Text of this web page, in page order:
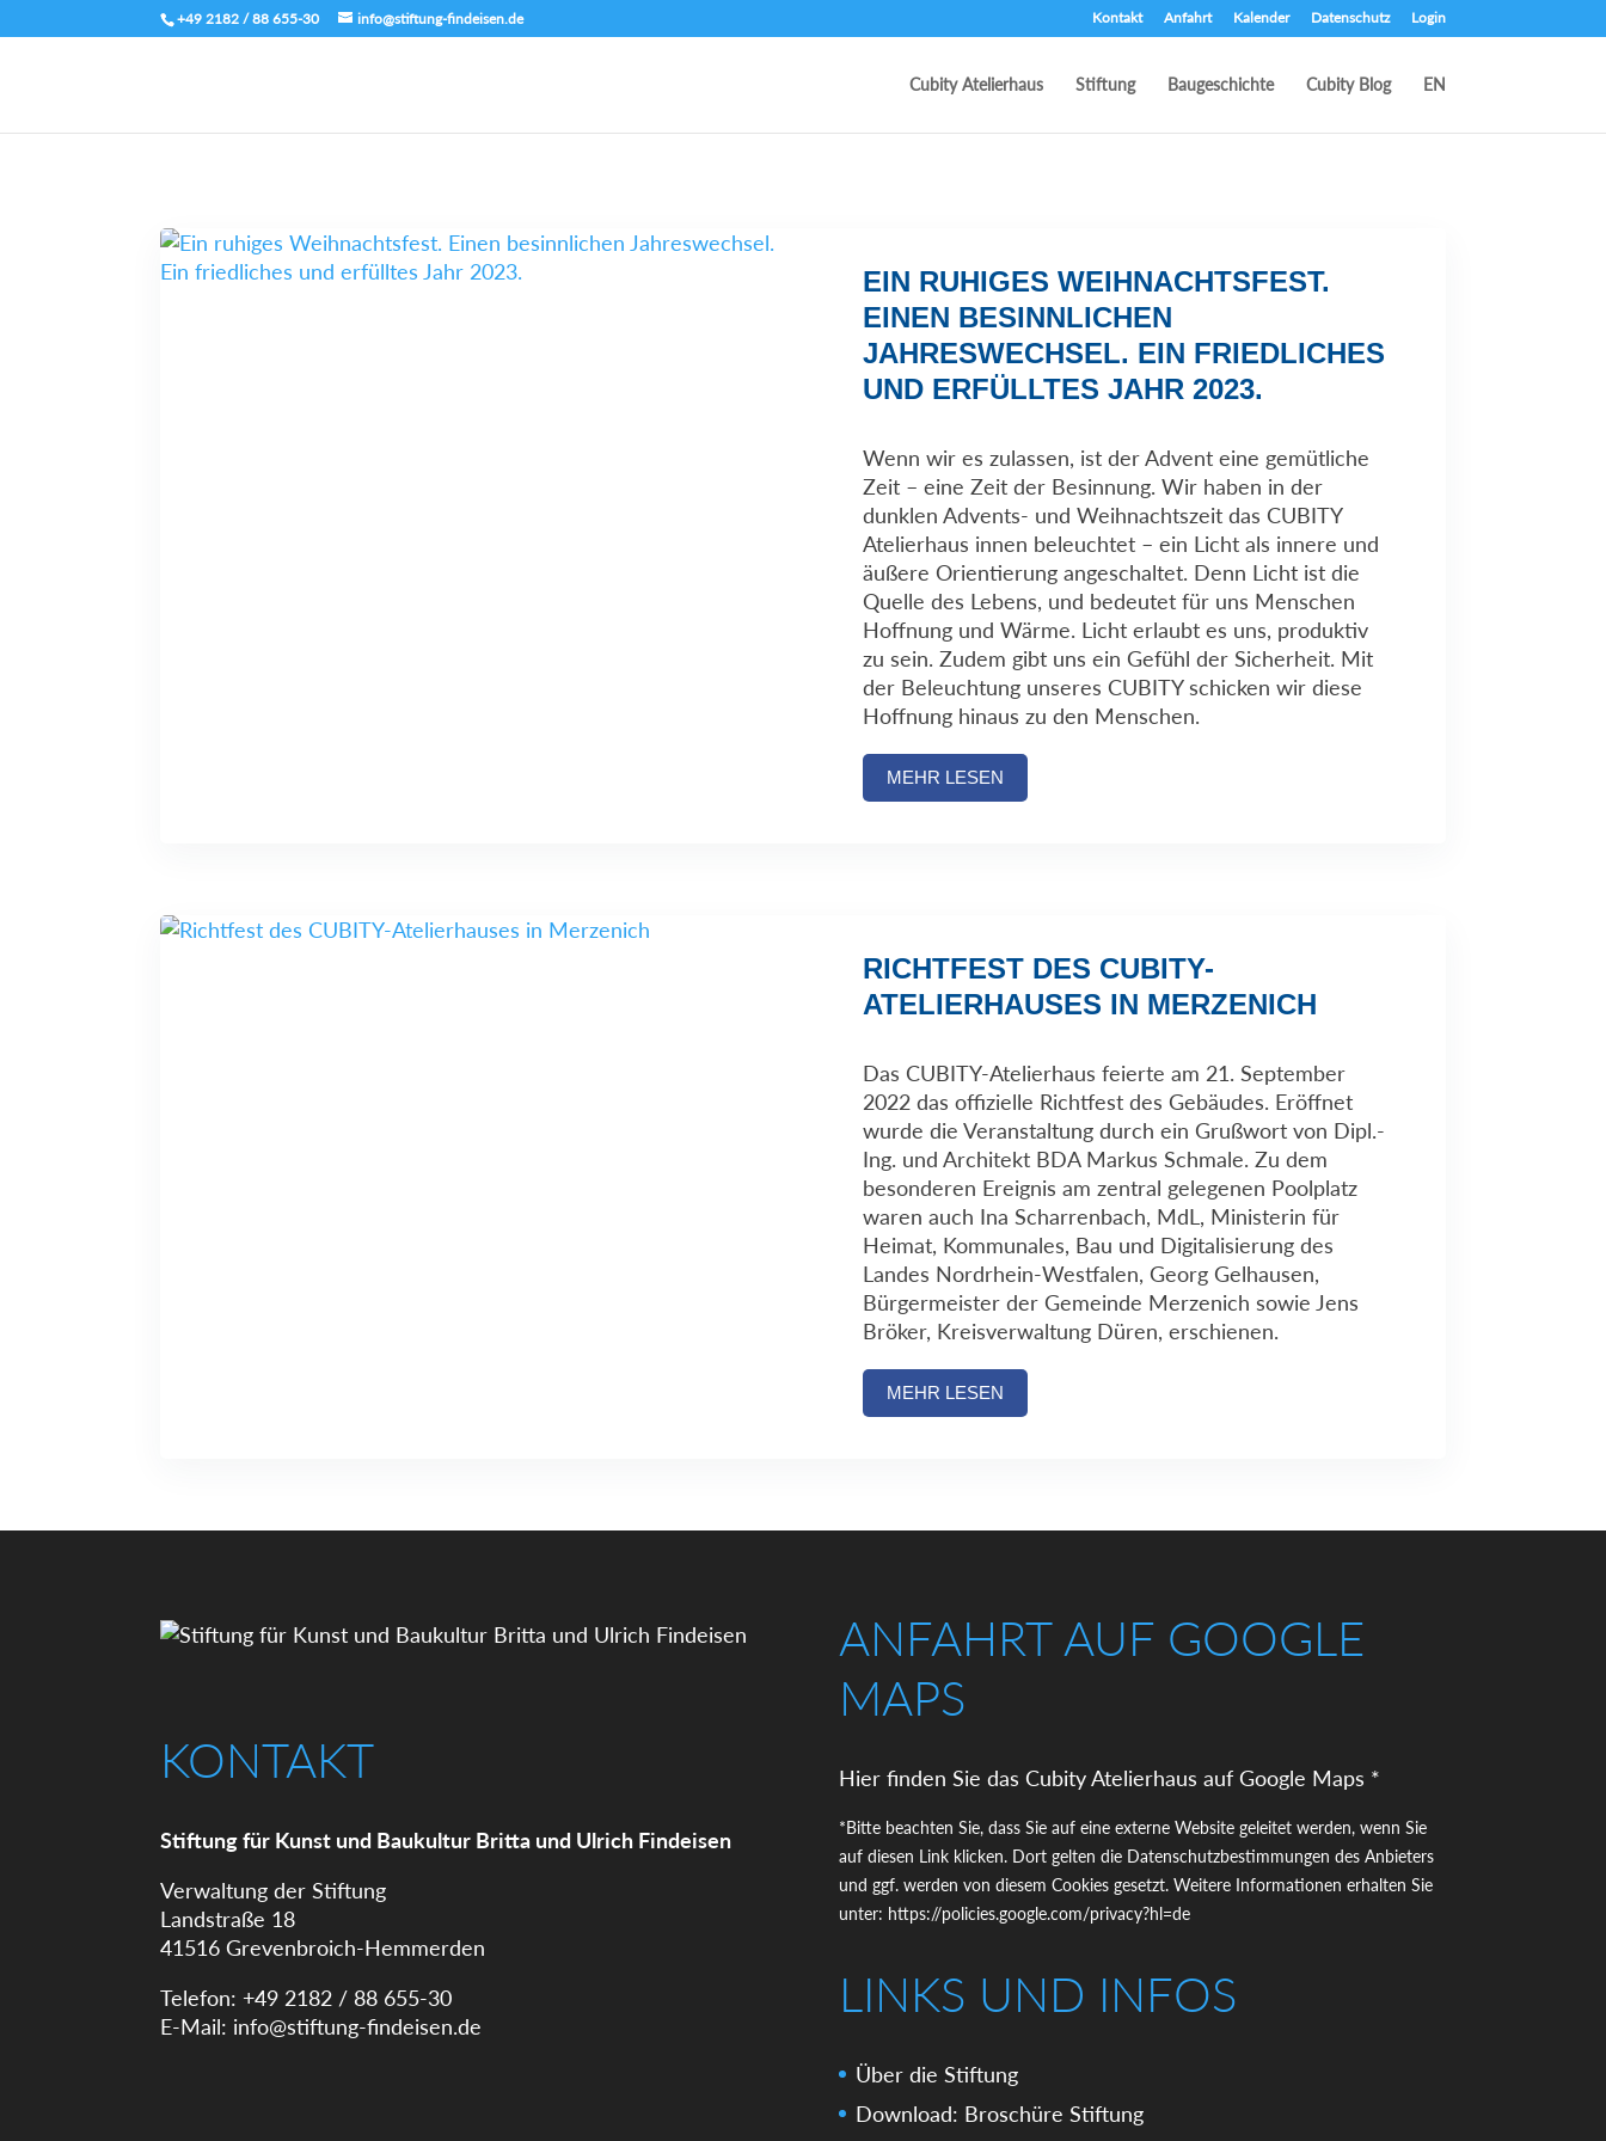
+49 2182 / 88 655-30 info@stiftung-findeisen.de Kontakt Anfahrt Kalender Datenschutz Login
Cubity Atelierhaus Stiftung Baugeschichte Cubity Blog EN
EIN RUHIGES WEIHNACHTSFEST.
EINEN BESINNLICHEN
JAHRESWECHSEL. EIN FRIEDLICHES
UND ERFÜLLTES JAHR 2023.
Wenn wir es zulassen, ist der Advent eine gemütliche
Zeit – eine Zeit der Besinnung. Wir haben in der
dunklen Advents- und Weihnachtszeit das CUBITY
Atelierhaus innen beleuchtet – ein Licht als innere und
äußere Orientierung angeschaltet. Denn Licht ist die
Quelle des Lebens, und bedeutet für uns Menschen
Hoffnung und Wärme. Licht erlaubt es uns, produktiv
zu sein. Zudem gibt uns ein Gefühl der Sicherheit. Mit
der Beleuchtung unseres CUBITY schicken wir diese
Hoffnung hinaus zu den Menschen.
MEHR LESEN
RICHTFEST DES CUBITY-
ATELIERHAUSES IN MERZENICH
Das CUBITY-Atelierhaus feierte am 21. September
2022 das offizielle Richtfest des Gebäudes. Eröffnet
wurde die Veranstaltung durch ein Grußwort von Dipl.-
Ing. und Architekt BDA Markus Schmale. Zu dem
besonderen Ereignis am zentral gelegenen Poolplatz
waren auch Ina Scharrenbach, MdL, Ministerin für
Heimat, Kommunales, Bau und Digitalisierung des
Landes Nordrhein-Westfalen, Georg Gelhausen,
Bürgermeister der Gemeinde Merzenich sowie Jens
Bröker, Kreisverwaltung Düren, erschienen.
MEHR LESEN
KONTAKT
Stiftung für Kunst und Baukultur Britta und Ulrich Findeisen
Verwaltung der Stiftung
Landstraße 18
41516 Grevenbroich-Hemmerden
Telefon: +49 2182 / 88 655-30
E-Mail: info@stiftung-findeisen.de
ANFAHRT AUF GOOGLE
MAPS
Hier finden Sie das Cubity Atelierhaus auf Google Maps *
*Bitte beachten Sie, dass Sie auf eine externe Website geleitet werden, wenn Sie
auf diesen Link klicken. Dort gelten die Datenschutzbestimmungen des Anbieters
und ggf. werden von diesem Cookies gesetzt. Weitere Informationen erhalten Sie
unter: https://policies.google.com/privacy?hl=de
LINKS UND INFOS
Über die Stiftung
Download: Broschüre Stiftung